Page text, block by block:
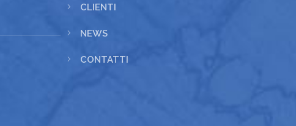
5 CLIENTI
5 NEWS
5 CONTATTI